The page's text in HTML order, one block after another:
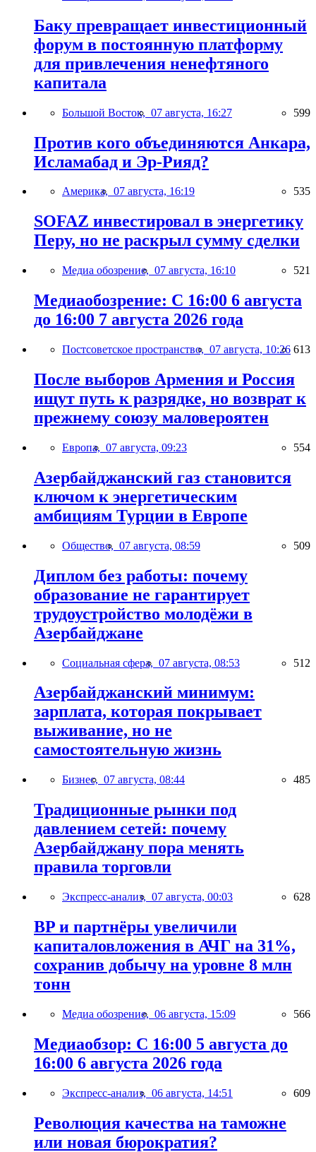
Баку превращает инвестиционный
форум в постоянную платформу
для привлечения ненефтяного
капитала
Большой Восток, 07 августа, 16:27 599
Против кого объединяются Анкара,
Исламабад и Эр-Рияд?
Америка, 07 августа, 16:19 535
SOFAZ инвестировал в энергетику
Перу, но не раскрыл сумму сделки
Медиа обозрение, 07 августа, 16:10 521
Медиаобозрение: С 16:00 6 августа
до 16:00 7 августа 2026 года
Постсоветское пространство, 07 августа, 10:26 613
После выборов Армения и Россия
ищут путь к разрядке, но возврат к
прежнему союзу маловероятен
Европа, 07 августа, 09:23 554
Азербайджанский газ становится
ключом к энергетическим
амбициям Турции в Европе
Общество, 07 августа, 08:59 509
Диплом без работы: почему
образование не гарантирует
трудоустройство молодёжи в
Азербайджане
Социальная сфера, 07 августа, 08:53 512
Азербайджанский минимум:
зарплата, которая покрывает
выживание, но не
самостоятельную жизнь
Бизнес, 07 августа, 08:44 485
Традиционные рынки под
давлением сетей: почему
Азербайджану пора менять
правила торговли
Экспресс-анализ, 07 августа, 00:03 628
BP и партнёры увеличили
капиталовложения в АЧГ на 31%,
сохранив добычу на уровне 8 млн
тонн
Медиа обозрение, 06 августа, 15:09 566
Медиаобзор: С 16:00 5 августа до
16:00 6 августа 2026 года
Экспресс-анализ, 06 августа, 14:51 609
Революция качества на таможне
или новая бюрократия?